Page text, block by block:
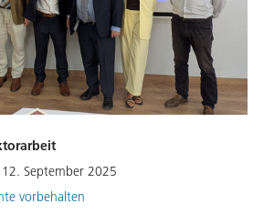
September 2025
vorbehalten